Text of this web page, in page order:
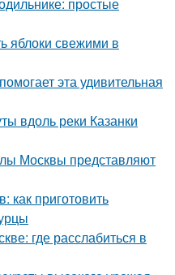
яблоки свежими в
эта удивительная
вдоль реки Казанки
Москвы представляют
как приготовить
где расслабиться в